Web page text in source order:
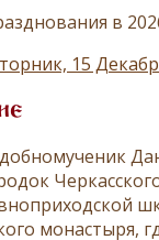
в
15
монастыря,